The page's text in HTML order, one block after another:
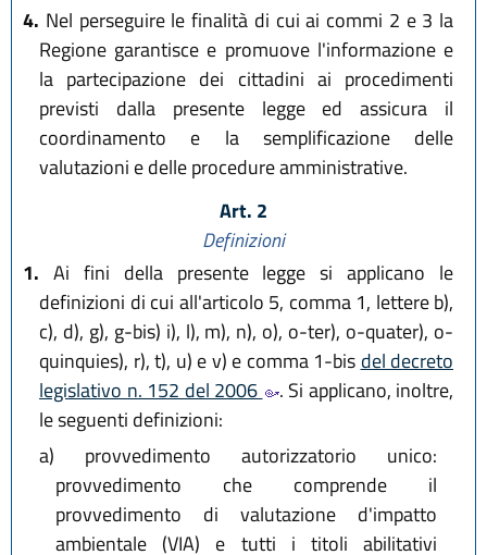
4. Nel perseguire le finalità di cui ai commi 2 e 3 la
Regione garantisce e promuove l'informazione e
la partecipazione dei cittadini ai procedimenti
previsti dalla presente legge ed assicura il
coordinamento e la semplificazione delle
valutazioni e delle procedure amministrative.
Art. 2
Definizioni
1. Ai fini della presente legge si applicano le
definizioni di cui all'articolo 5, comma 1, lettere b),
c), d), g), g-bis) i), l), m), n), o), o-ter), o-quater), o-
quinquies), r), t), u) e v) e comma 1-bis del decreto
legislativo n. 152 del 2006
. Si applicano, inoltre,
le seguenti definizioni:
a) provvedimento autorizzatorio unico:
provvedimento che comprende il
provvedimento di valutazione d'impatto
ambientale (VIA) e tutti i titoli abilitativi